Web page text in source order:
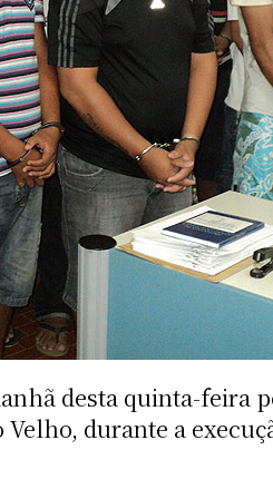
desta quinta-feira
durante a